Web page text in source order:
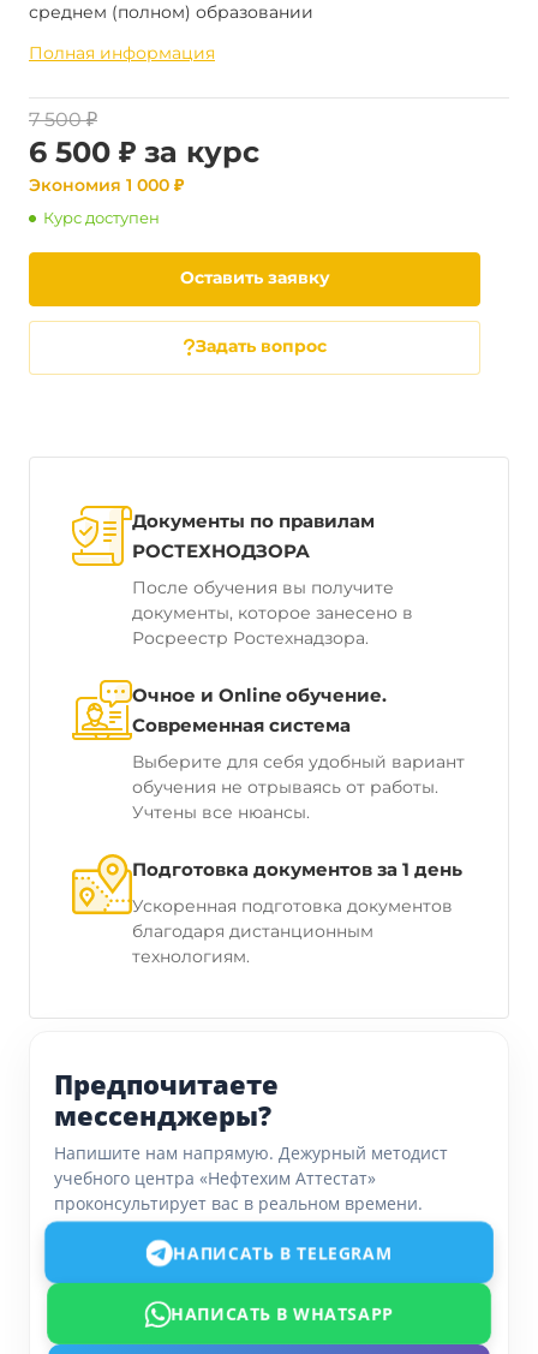
среднем (полном) образовании
Полная информация
7 500 ₽
6 500 ₽ за курс
Экономия 1 000 ₽
Курс доступен
Оставить заявку
Задать вопрос
Документы по правилам
РОСТЕХНОДЗОРА
После обучения вы получите
документы, которое занесено в
Росреестр Ростехнадзора.
Очное и Online обучение.
Современная система
Выберите для себя удобный вариант
обучения не отрываясь от работы.
Учтены все нюансы.
Подготовка документов за 1 день
Ускоренная подготовка документов
благодаря дистанционным
технологиям.
Предпочитаете
мессенджеры?
Напишите нам напрямую. Дежурный методист
учебного центра «Нефтехим Аттестат»
проконсультирует вас в реальном времени.
НАПИСАТЬ В TELEGRAM
НАПИСАТЬ В WHATSAPP